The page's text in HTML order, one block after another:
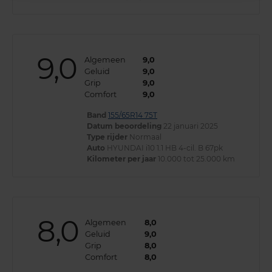
9,0 Algemeen
9,0
Geluid
9,0
Grip
9,0
Comfort
9,0
Band 155/65R14 75T
Datum beoordeling 22 januari 2025
Type rijder Normaal
Auto HYUNDAI i10 1.1 HB 4-cil. B 67pk
Kilometer per jaar 10.000 tot 25.000 km
8,0 Algemeen
8,0
Geluid
9,0
Grip
8,0
Comfort
8,0